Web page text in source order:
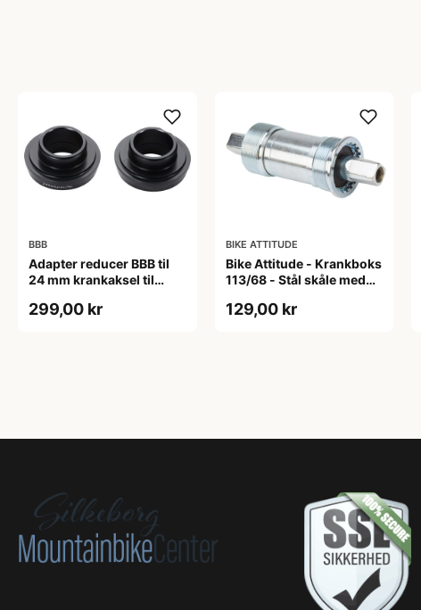
BBB
Adapter reducer BBB til
24 mm krankaksel til
299,00 kr
BIKE ATTITUDE
Bike Attitude - Krankboks
113/68 - Stål skåle med
129,00 kr